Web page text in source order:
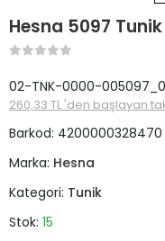
Hesna 5097
02-TNK-0000-
260,33 TL 'den başlayan
Barkod: 4200000328470
Marka: Hesna
Kategori: Tunik
Stok: 15